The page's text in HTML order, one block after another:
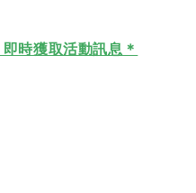
時獲取活動訊息＊